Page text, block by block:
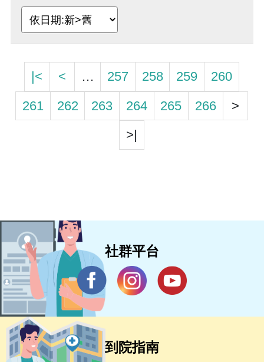
|< < … 257 258 259
260
261
262 263 264 265 266
>
>|
社群平台
到院指南